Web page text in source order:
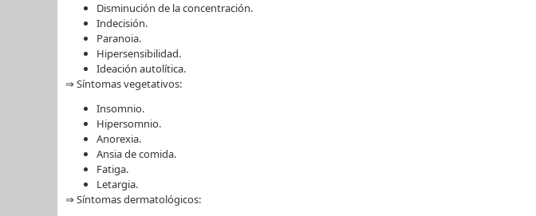
Disminución de la concentración.
Indecisión.
Paranoia.
Hipersensibilidad.
Ideación autolítica.
⇒ Síntomas vegetativos:
Insomnio.
Hipersomnio.
Anorexia.
Ansia de comida.
Fatiga.
Letargia.
⇒ Síntomas dermatológicos: